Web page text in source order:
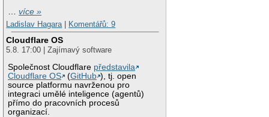
…více »
Ladislav Hagara| Komentářů: 9
Cloudflare OS
5.8. 17:00 | Zajímavý software
Společnost Cloudflare představila
Cloudflare OS
(GitHub ), tj. open
source platformu navrženou pro
integraci umělé inteligence (agentů)
přímo do pracovních procesů
organizací.